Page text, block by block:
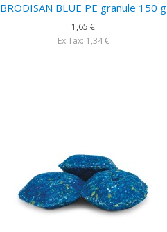
BRODISAN BLUE PE granule 150 g
1,65 €
Ex Tax: 1,34 €